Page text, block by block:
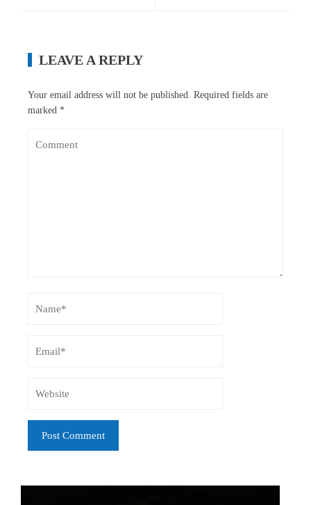
LEAVE A REPLY
Your email address will not be published. Required fields are
marked *